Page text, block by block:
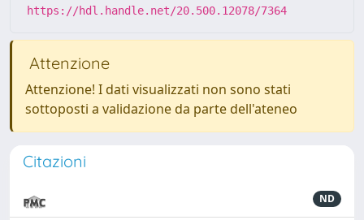
https://hdl.handle.net/20.500.12078/7364
Attenzione
Attenzione! I dati visualizzati non sono stati
sottoposti a validazione da parte dell'ateneo
Citazioni
ND